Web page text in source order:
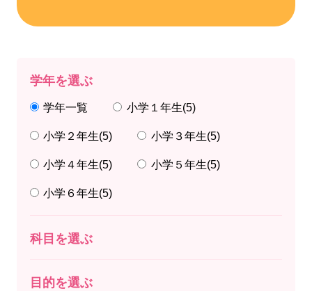
学年を選ぶ
学年一覧 小学１年生(5)
小学２年生(5) 小学３年生(5)
小学４年生(5) 小学５年生(5)
小学６年生(5)
科目を選ぶ
目的を選ぶ